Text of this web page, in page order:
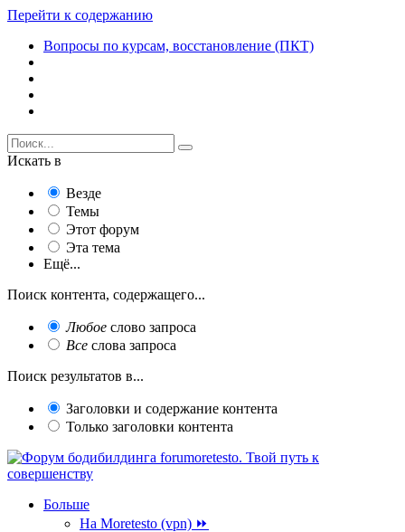
Перейти к содержанию
Вопросы по курсам, восстановление (ПКТ)
Искать в
Везде
Темы
Этот форум
Эта тема
Ещё...
Поиск контента, содержащего...
Любое слово запроса
Все слова запроса
Поиск результатов в...
Заголовки и содержание контента
Только заголовки контента
Больше
На Moretesto (vpn) ⏩